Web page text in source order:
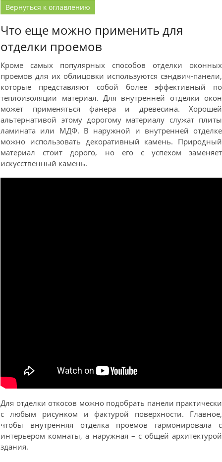
Вернуться к оглавлению
Что еще можно применить для
отделки проемов
Кроме самых популярных способов отделки оконных
проемов для их облицовки используются сэндвич-панели,
которые представляют собой более эффективный по
теплоизоляции материал. Для внутренней отделки окон
может применяться фанера и древесина. Хорошей
альтернативой этому дорогому материалу служат плиты
ламината или МДФ. В наружной и внутренней отделке
можно использовать декоративный камень. Природный
материал стоит дорого, но его с успехом заменяет
искусственный камень.
Для отделки откосов можно подобрать панели практически
с любым рисунком и фактурой поверхности. Главное,
чтобы внутренняя отделка проемов гармонировала с
интерьером комнаты, а наружная – с общей архитектурой
здания.